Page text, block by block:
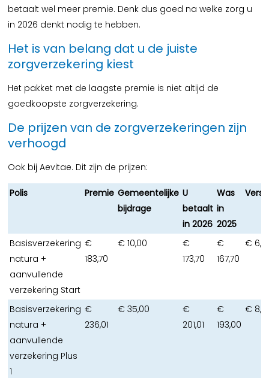
betaalt wel meer premie. Denk dus goed na welke zorg u
in 2026 denkt nodig te hebben.
Het is van belang dat u de juiste
zorgverzekering kiest
Het pakket met de laagste premie is niet altijd de
goedkoopste zorgverzekering.
De prijzen van de zorgverzekeringen zijn
verhoogd
Ook bij Aevitae. Dit zijn de prijzen:
Polis Premie Gemeentelijke
bijdrage
U
betaalt
in 2026
Was
in
2025
Basisverzekering
natura +
aanvullende
verzekering Start
€
183,70
€ 10,00
€
173,70
€
167,70
€
Basisverzekering
natura +
aanvullende
verzekering Plus
1
€
236,01
€ 35,00
€
201,01
€
193,00
€ 8,01